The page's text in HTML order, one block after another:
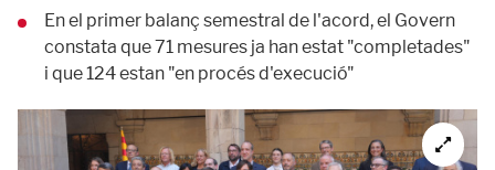
En el primer balanç semestral de l'acord, el Govern
constata que 71 mesures ja han estat "completades"
i que 124 estan "en procés d'execució"